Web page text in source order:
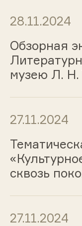
28.11.2024
Обзорная
музею Л. Н.
27.11.2024
сквозь
27.11.2024